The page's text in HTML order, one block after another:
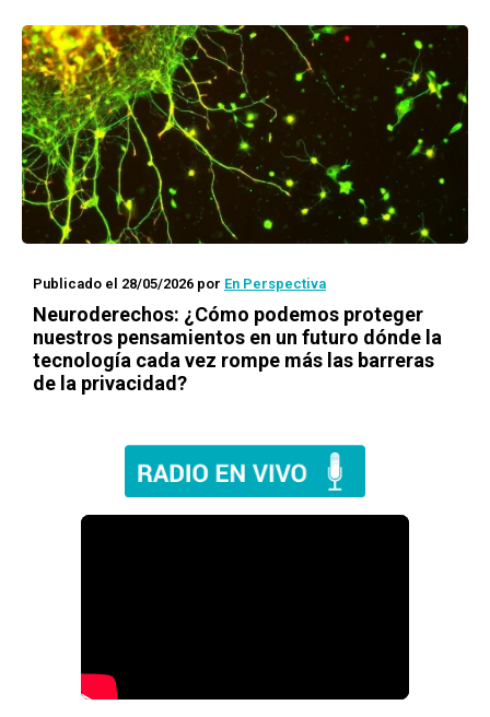
Publicado el 28/05/2026 por En Perspectiva
Neuroderechos: ¿Cómo podemos proteger
nuestros pensamientos en un futuro dónde la
tecnología cada vez rompe más las barreras
de la privacidad?